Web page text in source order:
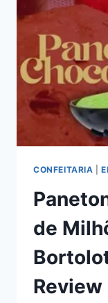
RUIM?
DO
CONFEITARIA |
de